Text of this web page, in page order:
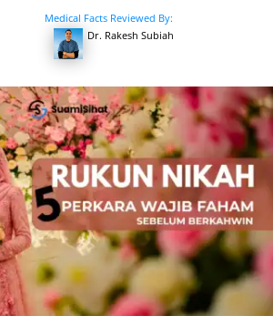
Medical Facts Reviewed By:
Dr. Rakesh Subiah